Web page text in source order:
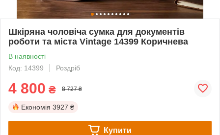
Шкіряна чоловіча сумка для документів
роботи та міста Vintage 14399 Коричнева
В наявності
Код: 14399
Роздріб
4 800 ₴ 8 727 ₴
Економія 3927 ₴
Купити